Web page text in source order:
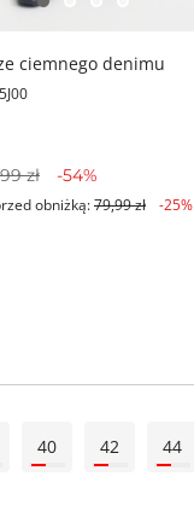
ciemnego denimu
zł -54%
obniżką:79,99 zł -25%
40 42 44